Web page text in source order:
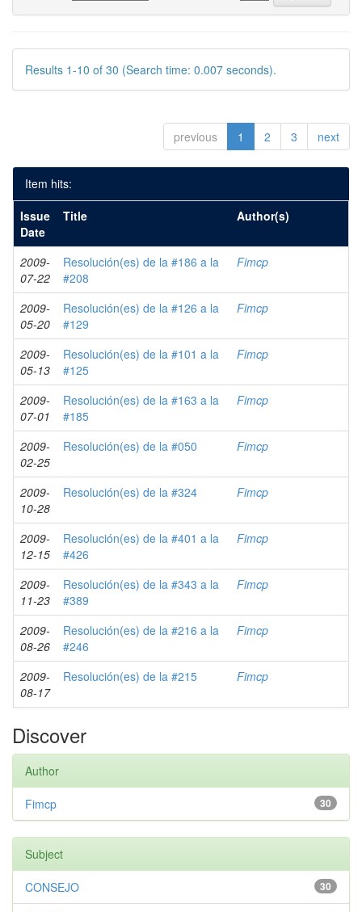
Results 1-10 of 30 (Search time: 0.007 seconds).
previous 1 2 3 next
Item hits:
Issue
Date
Title Author(s)
2009-
07-22
Resolución(es) de la #186 a la
#208
Fimcp
2009-
05-20
Resolución(es) de la #126 a la
#129
Fimcp
2009-
05-13
Resolución(es) de la #101 a la
#125
Fimcp
2009-
07-01
Resolución(es) de la #163 a la
#185
Fimcp
2009-
02-25
Resolución(es) de la #050 Fimcp
2009-
10-28
Resolución(es) de la #324 Fimcp
2009-
12-15
Resolución(es) de la #401 a la
#426
Fimcp
2009-
11-23
Resolución(es) de la #343 a la
#389
Fimcp
2009-
08-26
Resolución(es) de la #216 a la
#246
Fimcp
2009-
08-17
Resolución(es) de la #215 Fimcp
Discover
Author
30
Fimcp
Subject
30
CONSEJO